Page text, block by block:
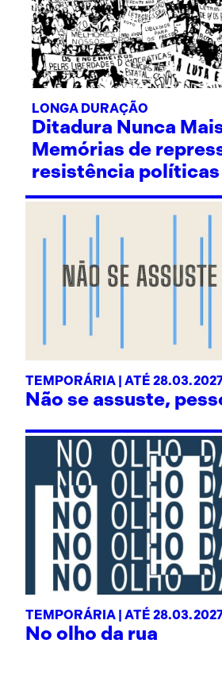
LONGA DURAÇÃO
Ditadura Nunca
Memórias de
resistência políticas
TEMPORÁRIA | ATÉ
Não se assuste,
TEMPORÁRIA | ATÉ
No olho da rua